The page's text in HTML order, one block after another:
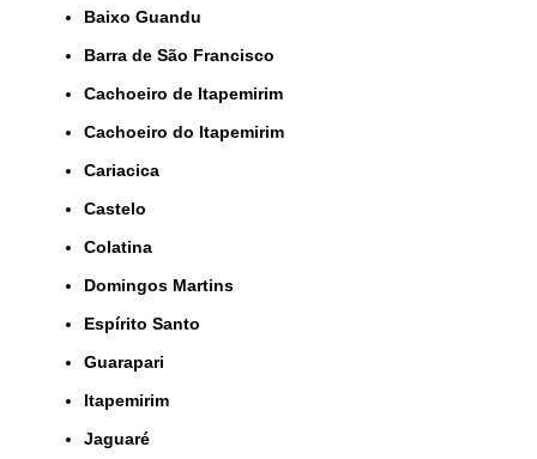
Baixo Guandu
Barra de São Francisco
Cachoeiro de Itapemirim
Cachoeiro do Itapemirim
Cariacica
Castelo
Colatina
Domingos Martins
Espírito Santo
Guarapari
Itapemirim
Jaguaré